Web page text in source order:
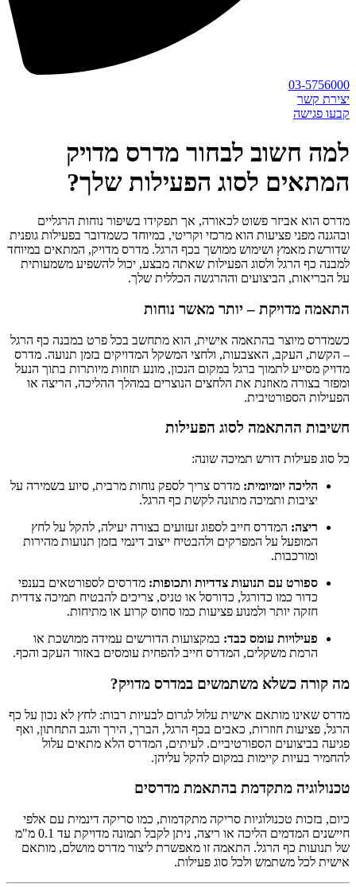
03-5756000
יצירת קשר
קבעו פגישה
למה חשוב לבחור מדרס מדויק
המתאים לסוג הפעילות שלך?
מדרס הוא אביזר פשוט לכאורה, אך תפקידו בשיפור נוחות הרגליים
ובהגנה מפני פציעות הוא מרכזי וקריטי, במיוחד כשמדובר בפעילות גופנית
שדורשת מאמץ ושימוש ממושך בכף הרגל. מדרס מדויק, המתאים במיוחד
למבנה כף הרגל ולסוג הפעילות שאתה מבצע, יכול להשפיע משמעותית
על הבריאות, הביצועים וההרגשה הכללית שלך.
התאמה מדויקת – יותר מאשר נוחות
כשמדרס מיוצר בהתאמה אישית, הוא מתחשב בכל פרט במבנה כף הרגל
– הקשת, העקב, האצבעות, ולחצי המשקל המדויקים בזמן תנועה. מדרס
מדויק מסייע לתמוך ברגל במקום הנכון, מונע תזוזות מיותרות בתוך הנעל
ומפזר בצורה מאוזנת את הלחצים הנוצרים במהלך ההליכה, הריצה או
הפעילות הספורטיבית.
חשיבות ההתאמה לסוג הפעילות
כל סוג פעילות דורש תמיכה שונה:
הליכה יומיומית: מדרס צריך לספק נוחות מרבית, סיוע בשמירה על
יציבות ותמיכה מתונה לקשת כף הרגל.
ריצה: המדרס חייב לספוג זעזועים בצורה יעילה, להקל על לחץ
המופעל על המפרקים ולהבטיח ייצוב דינמי בזמן תנועות מהירות
ומורכבות.
ספורט עם תנועות צדדיות ותכופות: מדרסים לספורטאים בענפי
כדור כמו כדורגל, כדורסל או טניס, צריכים להבטיח תמיכה צדדית
חזקה יותר ולמנוע פציעות כמו סחוס קרוע או מתיחות.
פעילויות עומס כבד: במקצועות הדורשים עמידה ממושכת או
הרמת משקלים, המדרס חייב להפחית עומסים באזור העקב והכף.
מה קורה כשלא משתמשים במדרס מדויק?
מדרס שאינו מותאם אישית עלול לגרום לבעיות רבות: לחץ לא נכון על כף
הרגל, פציעות חוזרות, כאבים בכף הרגל, הברך, הירך והגב התחתון, ואף
פגיעה בביצועים הספורטיביים. לעיתים, המדרס הלא מתאים עלול
להחמיר בעיות קיימות במקום להקל עליהן.
טכנולוגיה מתקדמת בהתאמת מדרסים
כיום, בזכות טכנולוגיות סריקה מתקדמות, כמו סריקה דינמית עם אלפי
חיישנים המדמים הליכה או ריצה, ניתן לקבל תמונה מדויקת עד 0.1 מ"מ
של תנועות כף הרגל. התאמה זו מאפשרת ליצור מדרס מושלם, מותאם
אישית לכל משתמש ולכל סוג פעילות.